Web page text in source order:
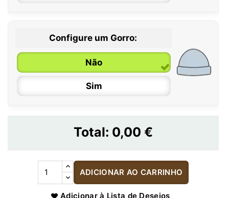
Configure um Gorro:
Não
Sim
Total: 0,00 €
ADICIONAR AO CARRINHO
Adicionar à Lista de Desejos